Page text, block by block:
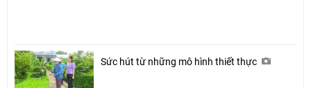
Sức hút từ những mô hình thiết thực